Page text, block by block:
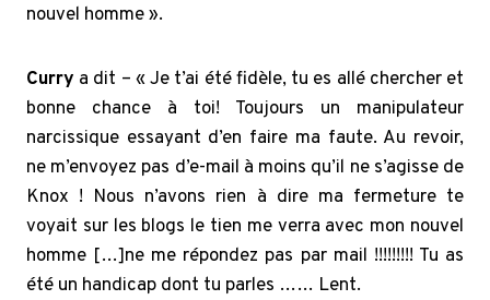
nouvel homme ».
Curry a dit – « Je t’ai été fidèle, tu es allé chercher et
bonne chance à toi! Toujours un manipulateur
narcissique essayant d’en faire ma faute. Au revoir,
ne m’envoyez pas d’e-mail à moins qu’il ne s’agisse de
Knox ! Nous n’avons rien à dire ma fermeture te
voyait sur les blogs le tien me verra avec mon nouvel
homme […]ne me répondez pas par mail !!!!!!!!! Tu as
été un handicap dont tu parles …… Lent.